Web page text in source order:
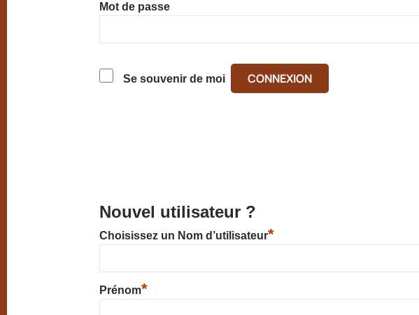
Mot de passe
Se souvenir de moi
Nouvel utilisateur ?
Choisissez un Nom d’utilisateur*
Prénom*